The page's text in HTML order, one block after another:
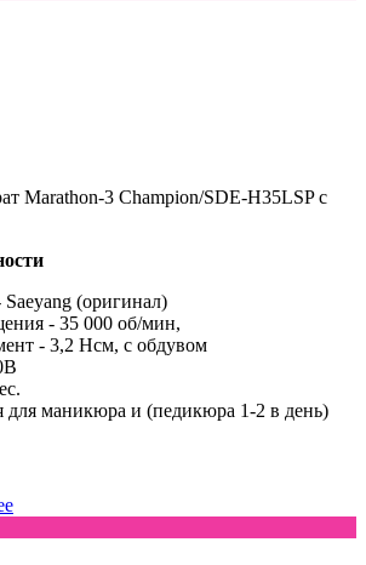
Marathon-3 Champion/SDE-H35LSP с
(оригинал)
- 35 000 об/мин,
- 3,2 Нсм, с обдувом
для маникюра и (педикюра 1-2 в день)